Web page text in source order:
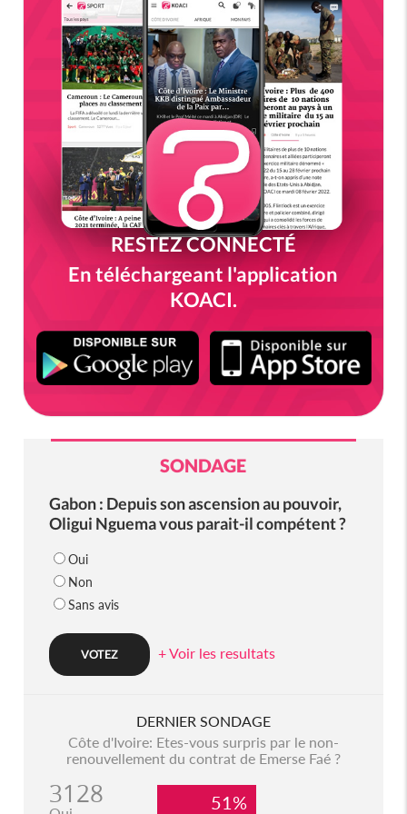
RESTEZ CONNECTÉ
En téléchargeant l'application
KOACI.
SONDAGE
Gabon : Depuis son ascension au pouvoir,
Oligui Nguema vous parait-il compétent ?
Oui
Non
Sans avis
+ Voir les resultats
DERNIER SONDAGE
Côte d'Ivoire: Etes-vous surpris par le non-
renouvellement du contrat de Emerse Faé ?
3128 51%